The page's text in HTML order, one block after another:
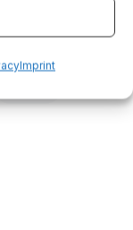
Imprint
tramonto